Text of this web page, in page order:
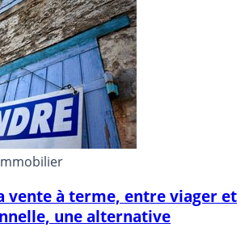
vente à terme, entre viager et
une alternative